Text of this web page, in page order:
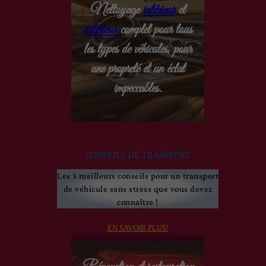
Nettoyageintérieuret
extérieurcomplet pour tous
les types de véhicules, pour
une propreté et un éclat
impeccables.
CONSEILS DE TRANSPORT
Les 5 meilleurs conseils pour un transport
de véhicule sans stress que vous devez
connaître !
EN SAVOIR PLUS!